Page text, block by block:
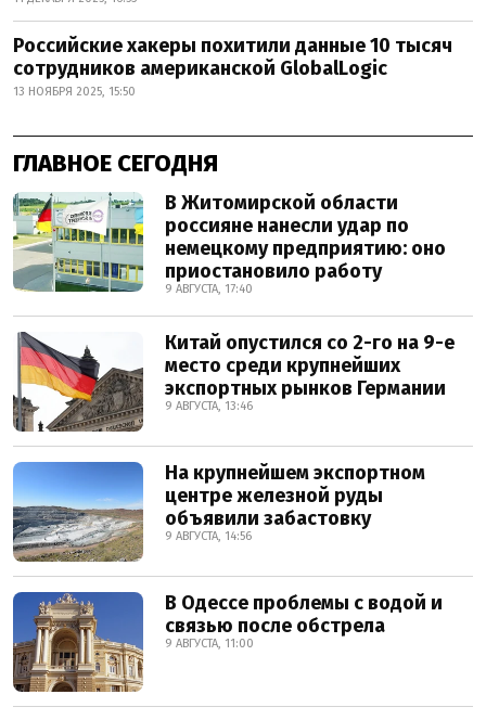
Российские хакеры похитили данные 10 тысяч
сотрудников американской GlobalLogic
13 НОЯБРЯ 2025, 15:50
ГЛАВНОЕ СЕГОДНЯ
В Житомирской области
россияне нанесли удар по
немецкому предприятию: оно
приостановило работу
9 АВГУСТА, 17:40
Китай опустился со 2-го на 9-е
место среди крупнейших
экспортных рынков Германии
9 АВГУСТА, 13:46
На крупнейшем экспортном
центре железной руды
объявили забастовку
9 АВГУСТА, 14:56
В Одессе проблемы с водой и
связью после обстрела
9 АВГУСТА, 11:00